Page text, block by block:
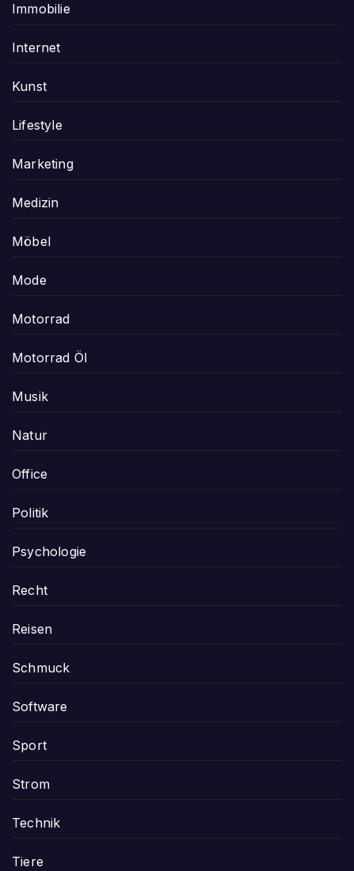
Immobilie
Internet
Kunst
Lifestyle
Marketing
Medizin
Möbel
Mode
Motorrad
Motorrad Öl
Musik
Natur
Office
Politik
Psychologie
Recht
Reisen
Schmuck
Software
Sport
Strom
Technik
Tiere